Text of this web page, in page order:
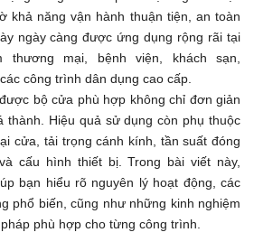
khả năng vận hành thuận tiện, an toàn
ngày càng được ứng dụng rộng rãi tại
thương mại, bệnh viện, khách sạn,
công trình dân dụng cao cấp.
bộ cửa phù hợp không chỉ đơn giản
thành. Hiệu quả sử dụng còn phụ thuộc
cửa, tải trọng cánh kính, tần suất đóng
cấu hình thiết bị. Trong bài viết này,
bạn hiểu rõ nguyên lý hoạt động, các
phổ biến, cũng như những kinh nghiệm
phù hợp cho từng công trình.